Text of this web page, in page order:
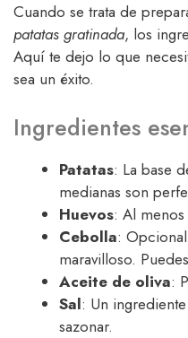
Cuando se trata de
patatas gratinada, los
Aquí te dejo lo que
sea un éxito.
Ingredientes
Patatas: La base
medianas son
Huevos: Al
Cebolla:
maravilloso.
Aceite de oliva:
Sal: Un
sazonar.